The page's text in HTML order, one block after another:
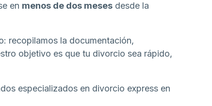
en menos de dos meses desde la
recopilamos la documentación,
objetivo es que tu divorcio sea rápido,
especializados en divorcio express en